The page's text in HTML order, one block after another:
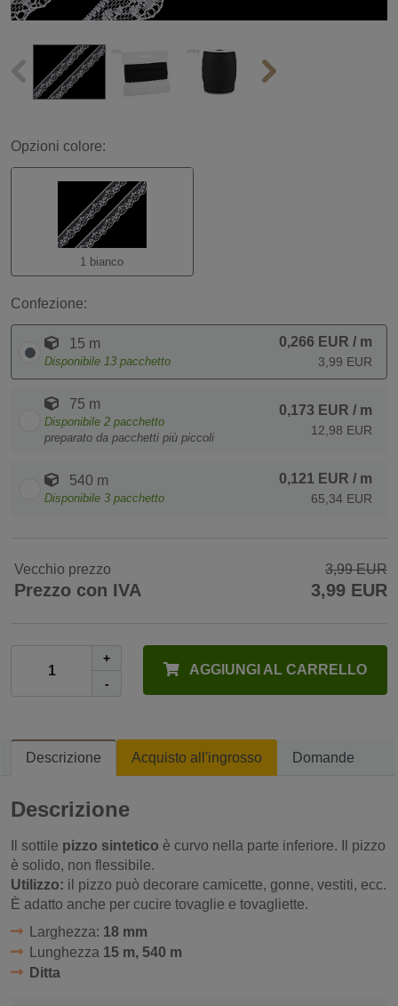
Opzioni colore:
1 bianco
Confezione:
15 m
Disponibile 13 pacchetto
0,266 EUR / m
3,99 EUR
75 m
Disponibile 2 pacchetto
preparato da pacchetti più piccoli
0,173 EUR / m
12,98 EUR
540 m
Disponibile 3 pacchetto
0,121 EUR / m
65,34 EUR
Vecchio prezzo 3,99 EUR
Prezzo con IVA 3,99 EUR
+
-
AGGIUNGI AL CARRELLO
Descrizione Acquisto all'ingrosso Domande
Descrizione
Il sottile pizzo sintetico è curvo nella parte inferiore. Il pizzo
è solido, non flessibile.
Utilizzo: il pizzo può decorare camicette, gonne, vestiti, ecc.
È adatto anche per cucire tovaglie e tovagliette.
Larghezza: 18 mm
Lunghezza 15 m, 540 m
Ditta